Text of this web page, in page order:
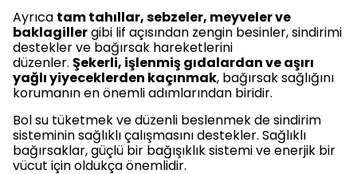
Ayrıca tam tahıllar, sebzeler, meyveler ve
baklagillergibi lif açısından zengin besinler, sindirimi
destekler ve bağırsak hareketlerini
düzenler. Şekerli, işlenmiş gıdalardan ve aşırı
yağlı yiyeceklerden kaçınmak, bağırsak sağlığını
korumanın en önemli adımlarından biridir.
Bol su tüketmek ve düzenli beslenmek de sindirim
sisteminin sağlıklı çalışmasını destekler. Sağlıklı
bağırsaklar, güçlü bir bağışıklık sistemi ve enerjik bir
vücut için oldukça önemlidir.